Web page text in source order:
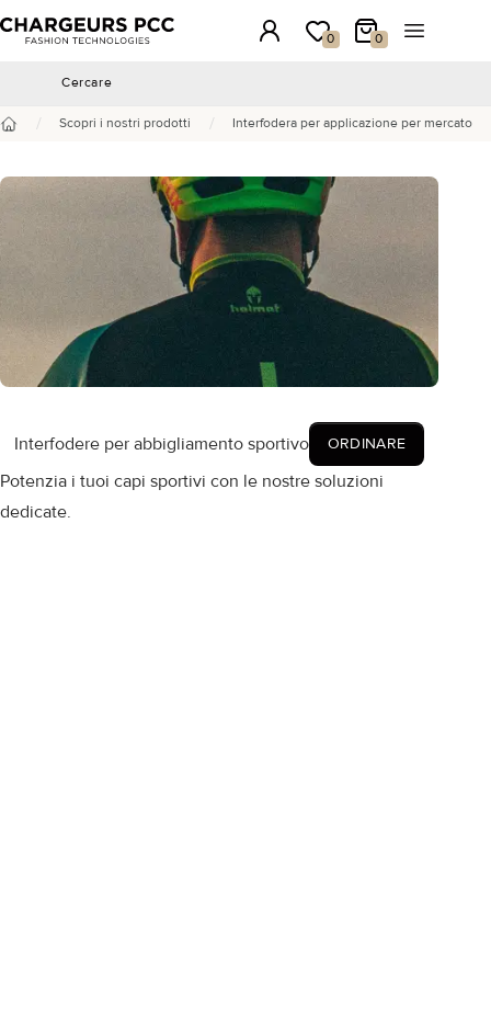
Chargeurs PCC Accesso0
La mia wishlist
0
Il mio carrello
Aprire il
Cercare
/ Scopri i nostri prodotti / Interfodera per applicazione per mercato
Interfodere per abbigliamento sportivo ORDINARE
Potenzia i tuoi capi sportivi con le nostre soluzioni
dedicate.